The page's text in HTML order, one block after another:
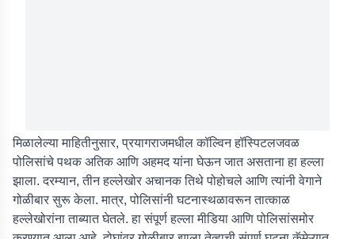
मिळालेल्या माहितीनुसार, प्रयागराजमधील कॉल्विन हॉस्पिटलजवळ
पोलिसांचे पथक अतिक आणि अहमद यांना घेऊन जात असताना हा हल्ला
झाला. दरम्यान, तीन हल्लेखोर अचानक तिथे पोहोचले आणि त्यांनी वेगाने
गोळीबार सुरू केला. मात्र, पोलिसांनी घटनास्थळावरून तात्काळ
हल्लेखोरांना ताब्यात घेतले. हा संपूर्ण हल्ला मीडिया आणि पोलिसांसमोर